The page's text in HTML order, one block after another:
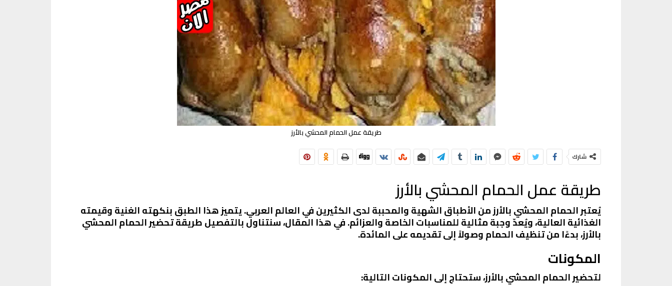
طريقة عمل الحمام المحشي بالأرز
شارك
طريقة عمل الحمام المحشي بالأرز
يُعتبر الحمام المحشي بالأرز من الأطباق الشهية والمحببة لدى الكثيرين في العالم العربي. يتميز هذا الطبق بنكهته الغنية وقيمته
الغذائية العالية، ويُعدّ وجبة مثالية للمناسبات الخاصة والعزائم. في هذا المقال، سنتناول بالتفصيل طريقة تحضير الحمام المحشي
بالأرز، بدءًا من تنظيف الحمام وصولاً إلى تقديمه على المائدة.
المكونات
لتحضير الحمام المحشي بالأرز، ستحتاج إلى المكونات التالية: